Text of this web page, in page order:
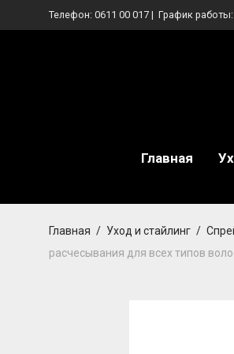
Телефон: 0611 00 017 | График работы:
Главная
Главная / Уход и стайлинг /
расчесывания для всех типов